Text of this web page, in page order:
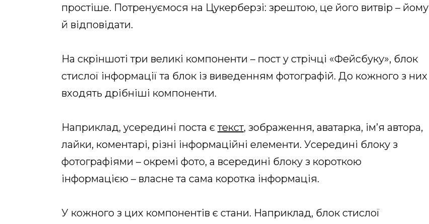
простіше. Потренуємося на Цукерберзі: зрештою, це його витвір – йому
й відповідати.
На скріншоті три великі компоненти – пост у стрічці «Фейсбуку», блок
стислої інформації та блок із виведенням фотографій. До кожного з них
входять дрібніші компоненти.
Наприклад, усередині поста єтекст, зображення, аватарка, ім’я автора,
лайки, коментарі, різні інформаційні елементи. Усередині блоку з
фотографіями – окремі фото, а всередині блоку з короткою
інформацією – власне та сама коротка інформація.
У кожного з цих компонентів є стани. Наприклад, блок стислої